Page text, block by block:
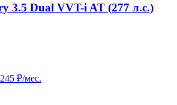
3.5 Dual VVT-i AT (277 л.с.)
₽/мес.